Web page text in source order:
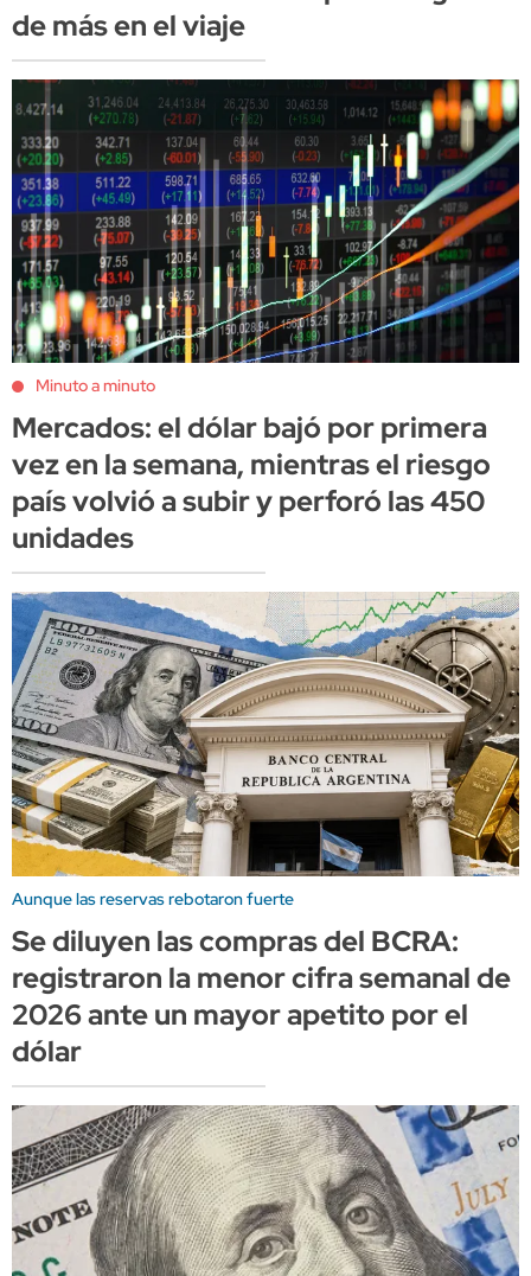
de más en el viaje
Minuto a minuto
Mercados: el dólar bajó por primera
vez en la semana, mientras el riesgo
país volvió a subir y perforó las 450
unidades
Aunque las reservas rebotaron fuerte
Se diluyen las compras del BCRA:
registraron la menor cifra semanal de
2026 ante un mayor apetito por el
dólar